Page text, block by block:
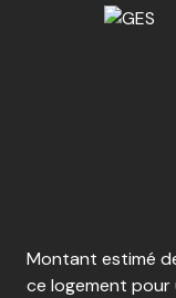
arboré
Montant estimé
ce logement